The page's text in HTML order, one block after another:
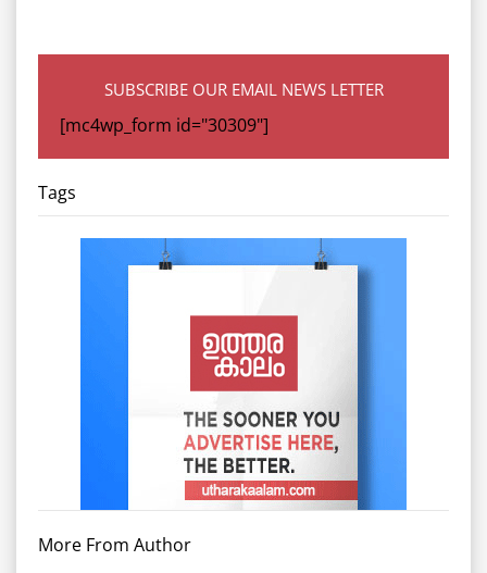
SUBSCRIBE OUR EMAIL NEWS LETTER
[mc4wp_form id="30309"]
Tags
More From Author